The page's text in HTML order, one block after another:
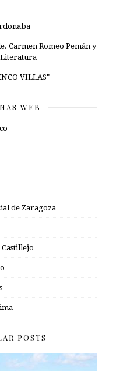
Carmen Romeo Pemán y
Literatura
VILLAS"
WEB
de Zaragoza
Castillejo
POSTS